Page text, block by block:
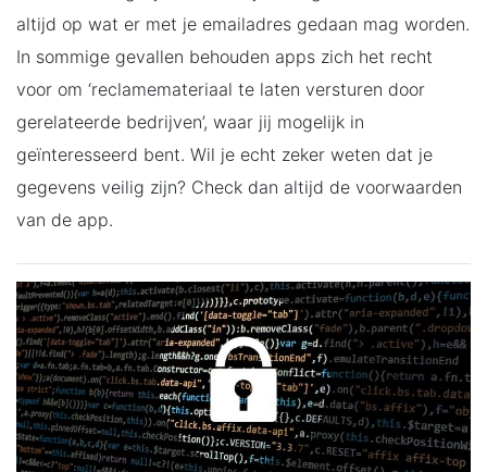
altijd op wat er met je emailadres gedaan mag worden.
In sommige gevallen behouden apps zich het recht
voor om ‘reclamemateriaal te laten versturen door
gerelateerde bedrijven’, waar jij mogelijk in
geïnteresseerd bent. Wil je echt zeker weten dat je
gegevens veilig zijn? Check dan altijd de voorwaarden
van de app.